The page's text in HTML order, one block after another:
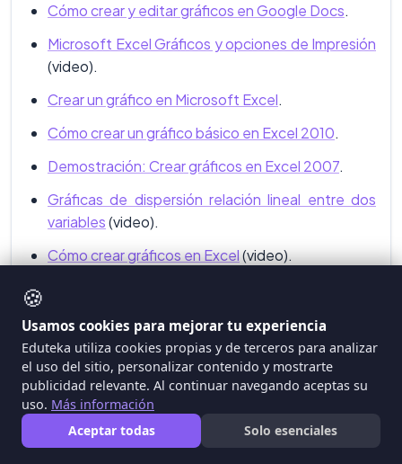
Cómo crear y editar gráficos en Google Docs.
Microsoft Excel Gráficos y opciones de Impresión
(video).
Crear un gráfico en Microsoft Excel.
Cómo crear un gráfico básico en Excel 2010.
Demostración: Crear gráficos en Excel 2007.
Gráficas de dispersión relación lineal entre dos
variables(video).
Cómo crear gráficos en Excel(video).
Gráficos de líneas
Gráficos de áreas .
Gráficos de barras .
Gráficos de columnas
🍪
Usamos cookies para mejorar tu experiencia
Eduteka utiliza cookies propias y de terceros para analizar
el uso del sitio, personalizar contenido y mostrarte
publicidad relevante. Al continuar navegando aceptas su
uso. Más información
Aceptar todas
Solo esenciales